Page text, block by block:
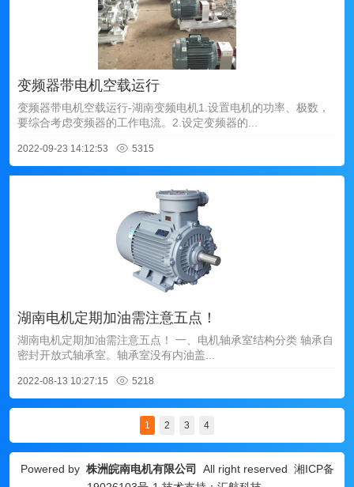
变频器带电机空载运行
变频器带电机空载运行-湖南变频电机1.设置电机的功率、极数，
要综合考虑变频器的工作电流。2.设定变频器的...
2022-09-23 14:12:53 5315
湖南电机定期加油需注意五点！
湖南电机定期加油需注意五点！ 一、电机轴承室结构分类 轴承自
密封开放式轴承室。轴承室没有内油盖...
2022-08-13 10:27:15 5218
1 2 3 4
Powered by 株洲皖南电机有限公司 All right reserved 湘ICP备